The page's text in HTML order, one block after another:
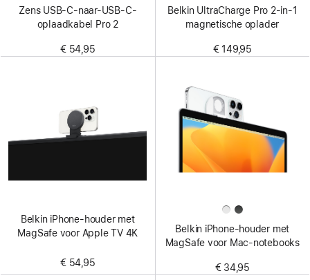
Zens USB-C-naar-USB-C-
oplaadkabel Pro 2
€ 54,95
Belkin UltraCharge Pro 2-in-1
magnetische oplader
€ 149,95
Belkin iPhone-houder met
MagSafe voor Apple TV 4K
€ 54,95
Belkin iPhone-houder met
MagSafe voor Mac‑notebooks
€ 34,95